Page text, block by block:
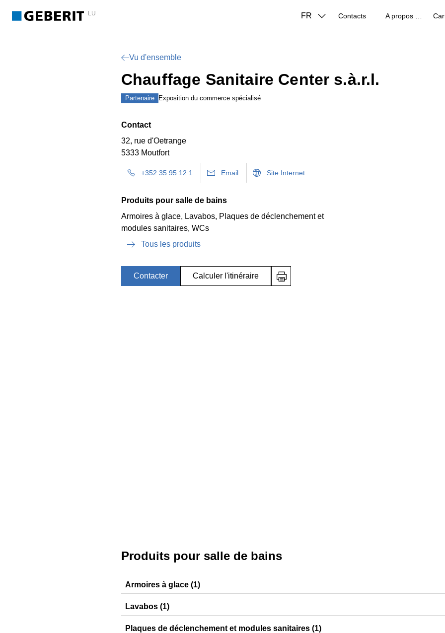
LU FR Contacts
Vu d'ensemble
Chauffage Sanitaire Center s.à.r.l.
Partenaire Exposition du commerce spécialisé
Contact
32, rue d'Oetrange
5333 Moutfort
+352 35 95 12 1 Email Site Internet
Produits pour salle de bains
Armoires à glace, Lavabos, Plaques de déclenchement et
modules sanitaires, WCs
Tous les produits
Contacter Calculer l'itinéraire
Produits pour salle de bains
Armoires à glace (1)
Option
Lavabos (1)
iCon
Plaques de déclenchement et modules sanitaires (1)